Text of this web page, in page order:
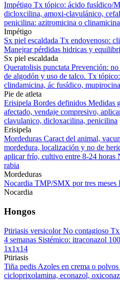
Impétigo Tx tópico: ácido fusídico/
dicloxcilina, amoxi-clavulánico,
penicilina: azitromicina o clinamicina
Impétigo
Sx piel escaldada Tx endovenoso:
Manejrar pérdidas hidricas y
Sx piel escaldada
Queratolisis punctata Prevención:
de algodón y uso de talco. Tx
clindamicina, ác fusídico, mupirocina
Pie de atleta
Erisipela Bordes definidos Medidas
afectado, vendaje compresivo,
clavulanico, dicloxacilina, penicilina
Erisipela
Mordeduras Caract del animal,
mordedura, localización y no de
aplicar frío, cultivo entre 8-24 horas
rabia
Mordeduras
Nocardia TMP/SMX por tres meses
Nocardia
Hongos
Ptiriasis versicolor No contagioso
4 semanas Sistémico: itraconazol
1x1x14
Ptiriasis
Tiña pedis Azoles en crema o
cicloprixolamina, econazol,